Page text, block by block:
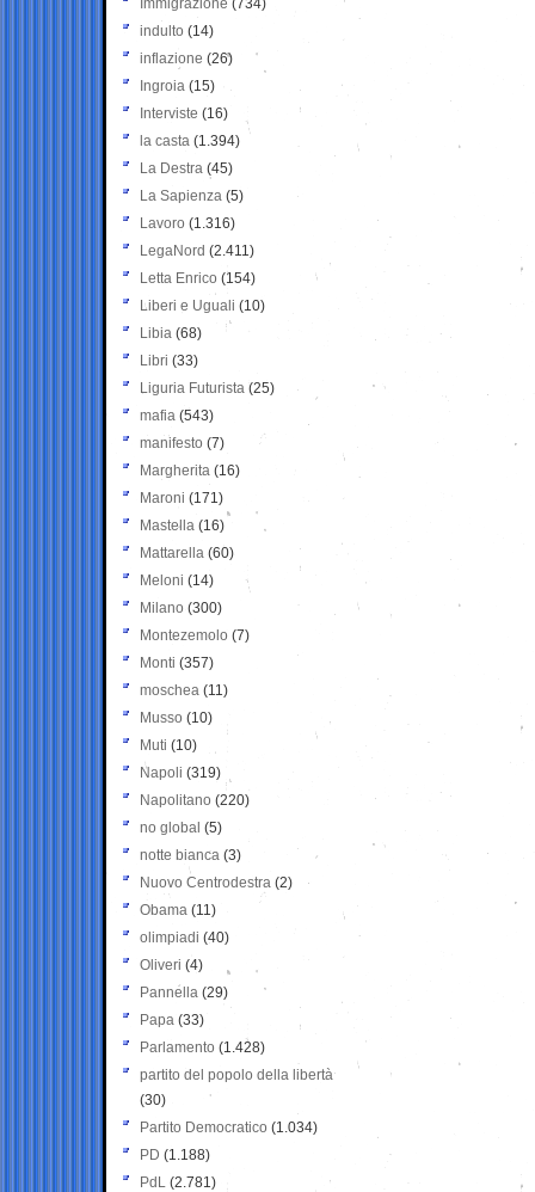
Immigrazione (734)
indulto (14)
inflazione (26)
Ingroia (15)
Interviste (16)
la casta (1.394)
La Destra (45)
La Sapienza (5)
Lavoro (1.316)
LegaNord (2.411)
Letta Enrico (154)
Liberi e Uguali (10)
Libia (68)
Libri (33)
Liguria Futurista (25)
mafia (543)
manifesto (7)
Margherita (16)
Maroni (171)
Mastella (16)
Mattarella (60)
Meloni (14)
Milano (300)
Montezemolo (7)
Monti (357)
moschea (11)
Musso (10)
Muti (10)
Napoli (319)
Napolitano (220)
no global (5)
notte bianca (3)
Nuovo Centrodestra (2)
Obama (11)
olimpiadi (40)
Oliveri (4)
Pannella (29)
Papa (33)
Parlamento (1.428)
partito del popolo della libertà
(30)
Partito Democratico (1.034)
PD (1.188)
PdL (2.781)